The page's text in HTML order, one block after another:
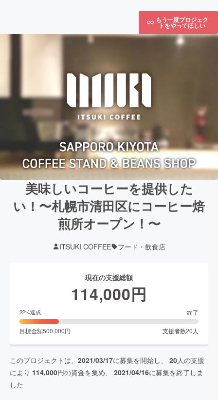
もう一度プロジェク
トをやってほしい
美味しいコーヒーを提供した
い！〜札幌市清田区にコーヒー焙
煎所オープン！〜
ITSUKI COFFEE フード・飲食店
現在の支援総額
114,000円
22%達成 終了
目標金額500,000円 支援者数20 人
このプロジェクトは、 2021/03/17に募集を開始し、 20人の支援
により 114,000円の資金を集め、 2021/04/16に募集を終了しま
した